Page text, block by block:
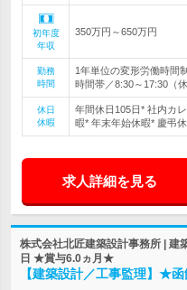
初年度
年収
350万円～650万円
勤務
時間
1年単位の変形労働時間
時間帯／8:30～17:30（
休日
休暇
年間休日105日* 社内カ
暇* 年末年始休暇* 慶弔
求人詳細を見る
株式会社北匠建築設計事務所 |
日 ★賞与6.0ヵ月★
【建築設計／工事監理】★